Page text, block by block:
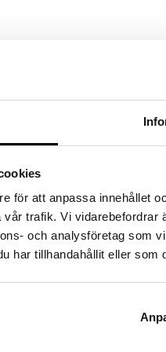
för att anpassa innehållet
trafik. Vi vidarebefordrar
och analysföretag som
har tillhandahållit eller
Materialen är
miljö är något
jobbar med att